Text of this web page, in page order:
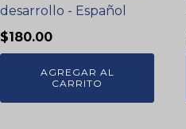
desarrollo - Español
$180.00
AGREGAR AL
CARRITO